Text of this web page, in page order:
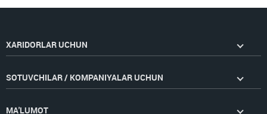
XARIDORLAR UCHUN
SOTUVCHILAR / KOMPANIYALAR UCHUN
MA'LUMOT